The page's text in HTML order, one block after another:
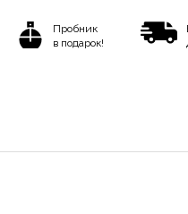
Пробник
в подарок!